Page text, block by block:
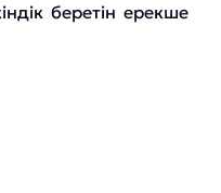
беретін ерекше